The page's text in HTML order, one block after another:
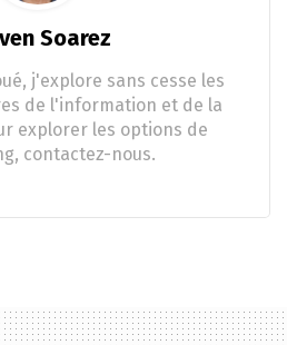
Soarez
j'explore sans cesse les
de l'information et de la
explorer les options de
contactez-nous.